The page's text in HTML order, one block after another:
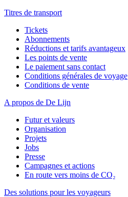
Titres de transport
Tickets
Abonnements
Réductions et tarifs avantageux
Les points de vente
Le paiement sans contact
Conditions générales de voyage
Conditions de vente
A propos de De Lijn
Futur et valeurs
Organisation
Projets
Jobs
Presse
Campagnes et actions
En route vers moins de CO₂
Des solutions pour les voyageurs